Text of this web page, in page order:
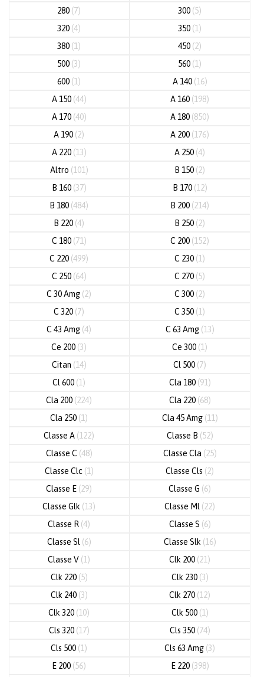
280 (7) 300 (5)
320 (4) 350 (1)
380 (1) 450 (2)
500 (3) 560 (1)
600 (1) A 140 (16)
A 150 (44) A 160 (198)
A 170 (40) A 180 (850)
A 190 (2) A 200 (176)
A 220 (13) A 250 (4)
Altro (101) B 150 (2)
B 160 (37) B 170 (12)
B 180 (484) B 200 (214)
B 220 (4) B 250 (2)
C 180 (71) C 200 (152)
C 220 (499) C 230 (1)
C 250 (64) C 270 (5)
C 30 Amg (2) C 300 (2)
C 320 (7) C 350 (1)
C 43 Amg (4) C 63 Amg (13)
Ce 200 (3) Ce 300 (1)
Citan (14) Cl 500 (7)
Cl 600 (1) Cla 180 (91)
Cla 200 (224) Cla 220 (68)
Cla 250 (1) Cla 45 Amg (11)
Classe A (122) Classe B (52)
Classe C (48) Classe Cla (25)
Classe Clc (1) Classe Cls (2)
Classe E (29) Classe G (6)
Classe Glk (13) Classe Ml (22)
Classe R (4) Classe S (6)
Classe Sl (6) Classe Slk (16)
Classe V (1) Clk 200 (21)
Clk 220 (5) Clk 230 (3)
Clk 240 (3) Clk 270 (12)
Clk 320 (10) Clk 500 (1)
Cls 320 (17) Cls 350 (74)
Cls 500 (1) Cls 63 Amg (3)
E 200 (56) E 220 (398)